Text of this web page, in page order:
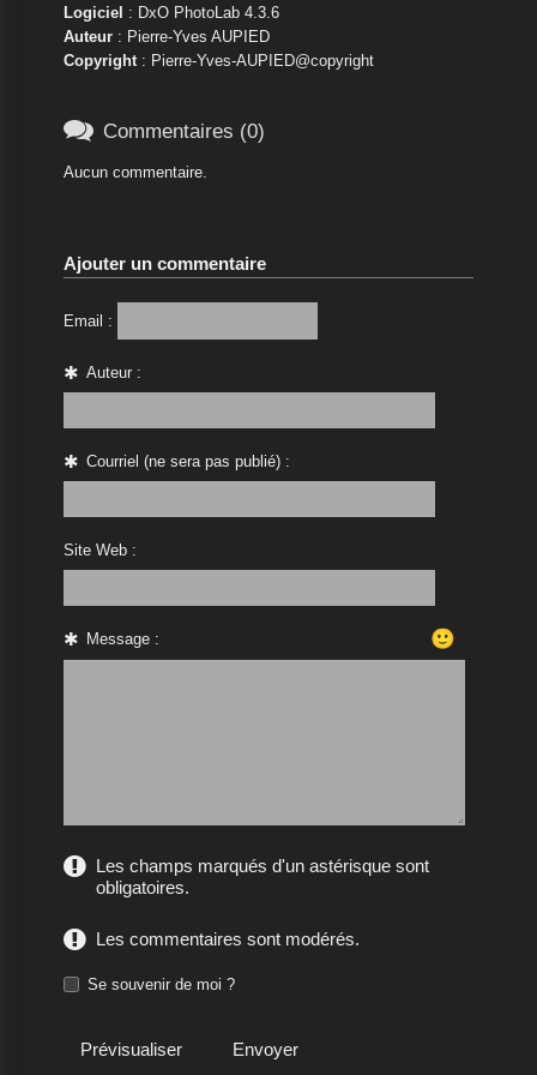
Logiciel : DxO PhotoLab 4.3.6
Auteur: Pierre-Yves AUPIED
Copyright: Pierre-Yves-AUPIED@copyright
 Commentaires (0)
Aucun commentaire.
Ajouter un commentaire
Email :
Auteur :
Courriel (ne sera pas publié) :
Site Web :
Message : 🙂
Les champs marqués d'un astérisque sont
obligatoires.
Les commentaires sont modérés.
Se souvenir de moi ?